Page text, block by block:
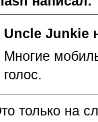
Uncle Junkie
Многие
голос.
только на